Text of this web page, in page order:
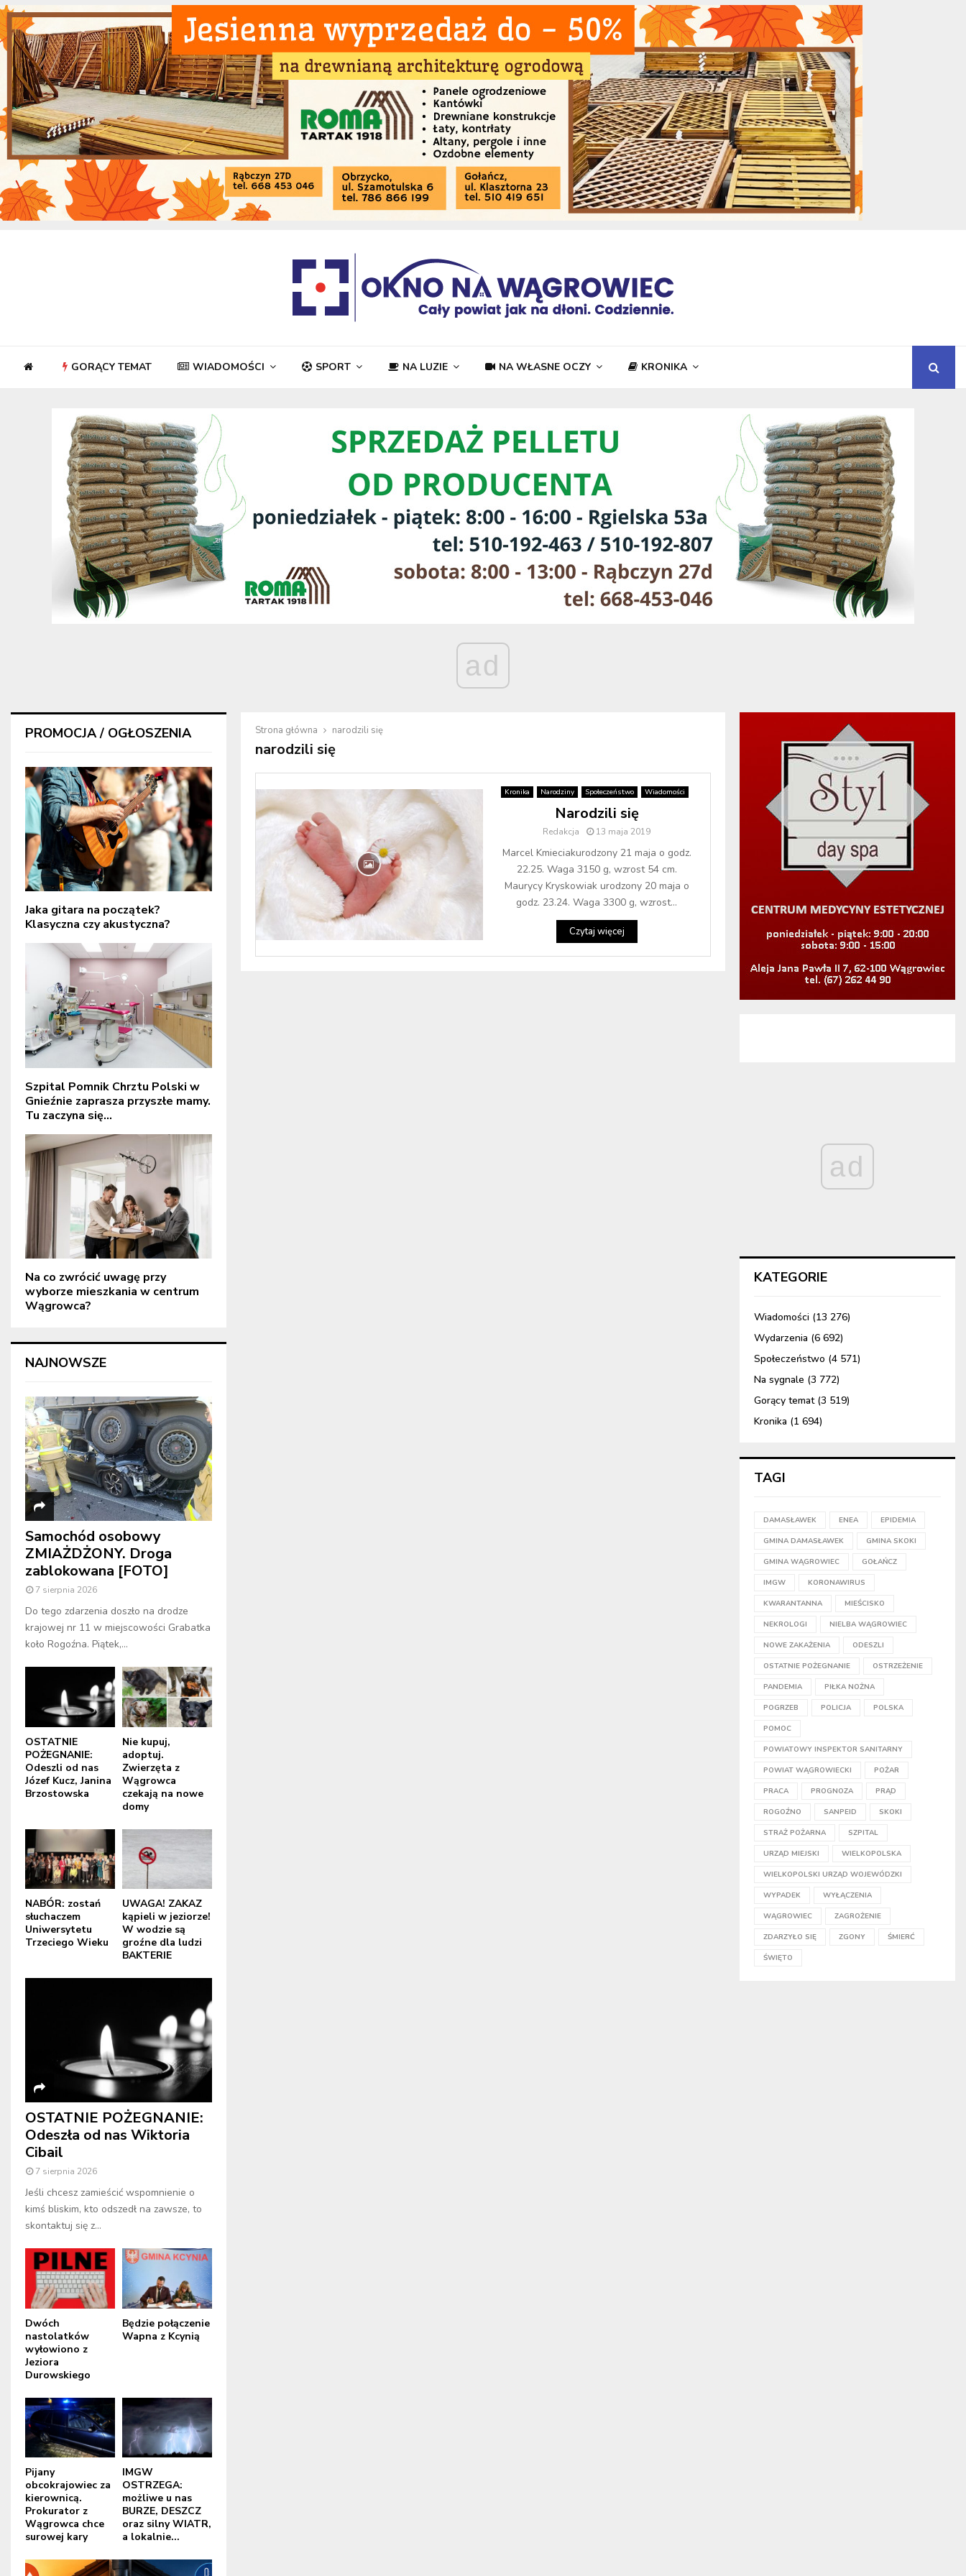
GORĄCY TEMAT WIADOMOŚCI SPORT NA LUZIE NA WŁASNE OCZY KRONIKA
ad
Strona główna narodzili się
narodzili się
Kronika Narodziny Społeczeństwo Wiadomości
Narodzili się
Redakcja 13 maja 2019
Marcel Kmieciakurodzony 21 maja o godz.
22.25. Waga 3150 g, wzrost 54 cm.
Maurycy Kryskowiak urodzony 20 maja o
godz. 23.24. Waga 3300 g, wzrost...
Czytaj więcej
PROMOCJA / OGŁOSZENIA
Jaka gitara na początek?
Klasyczna czy akustyczna?
Szpital Pomnik Chrztu Polski w
Gnieźnie zaprasza przyszłe mamy.
Tu zaczyna się...
Na co zwrócić uwagę przy
wyborze mieszkania w centrum
Wągrowca?
NAJNOWSZE
Samochód osobowy
ZMIAŻDŻONY. Droga
zablokowana [FOTO]
7 sierpnia 2026
Do tego zdarzenia doszło na drodze
krajowej nr 11 w miejscowości Grabatka
koło Rogoźna. Piątek,...
OSTATNIE
POŻEGNANIE:
Odeszli od nas
Józef Kucz, Janina
Brzostowska
Nie kupuj,
adoptuj.
Zwierzęta z
Wągrowca
czekają na nowe
domy
NABÓR: zostań
słuchaczem
Uniwersytetu
Trzeciego Wieku
UWAGA! ZAKAZ
kąpieli w jeziorze!
W wodzie są
groźne dla ludzi
BAKTERIE
OSTATNIE POŻEGNANIE:
Odeszła od nas Wiktoria
Cibail
7 sierpnia 2026
Jeśli chcesz zamieścić wspomnienie o
kimś bliskim, kto odszedł na zawsze, to
skontaktuj się z...
Dwóch
nastolatków
wyłowiono z
Jeziora
Durowskiego
Będzie połączenie
Wapna z Kcynią
Pijany
obcokrajowiec za
kierownicą.
Prokurator z
Wągrowca chce
surowej kary
IMGW
OSTRZEGA:
możliwe u nas
BURZE, DESZCZ
oraz silny WIATR,
a lokalnie...
ad
KATEGORIE
Wiadomości (13 276)
Wydarzenia (6 692)
Społeczeństwo (4 571)
Na sygnale (3 772)
Gorący temat(3 519)
Kronika (1 694)
TAGI
DAMASŁAWEK ENEA EPIDEMIA
GMINA DAMASŁAWEK GMINA SKOKI
GMINA WĄGROWIEC GOŁAŃCZ
IMGW KORONAWIRUS
KWARANTANNA MIEŚCISKO
NEKROLOGI NIELBA WĄGROWIEC
NOWE ZAKAŻENIA ODESZLI
OSTATNIE POŻEGNANIE OSTRZEŻENIE
PANDEMIA PIŁKA NOŻNA
POGRZEB POLICJA POLSKA
POMOC
POWIATOWY INSPEKTOR SANITARNY
POWIAT WĄGROWIECKI POŻAR
PRACA PROGNOZA PRĄD
ROGOŹNO SANPEID SKOKI
STRAŻ POŻARNA SZPITAL
URZĄD MIEJSKI WIELKOPOLSKA
WIELKOPOLSKI URZĄD WOJEWÓDZKI
WYPADEK WYŁĄCZENIA
WĄGROWIEC ZAGROŻENIE
ZDARZYŁO SIĘ ZGONY ŚMIERĆ
ŚWIĘTO